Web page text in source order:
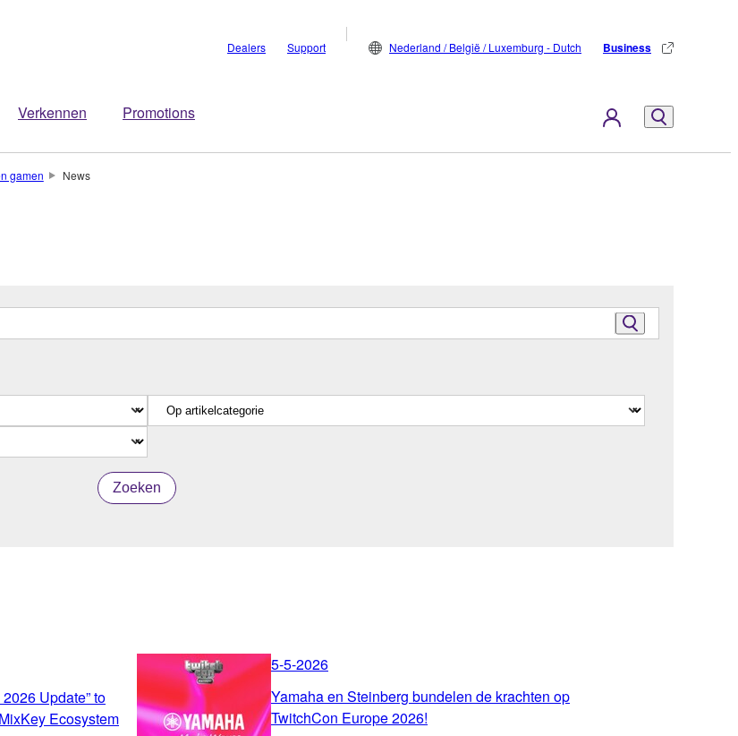
Verkennen Promotions
Dealers Support Nederland / België / Luxemburg - Dutch Business
gamen News
Zoeken
Update” to
Ecosystem
5-5-2026
Yamaha en Steinberg bundelen de krachten op
TwitchCon Europe 2026!